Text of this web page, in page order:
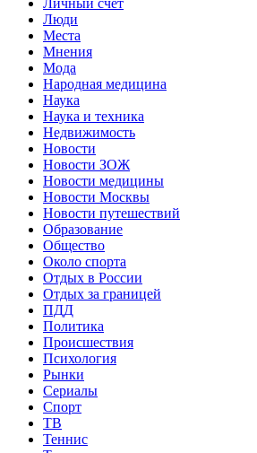
Люди
Места
Мнения
Мода
Народная медицина
Наука
Наука и техника
Недвижимость
Новости
Новости ЗОЖ
Новости медицины
Новости Москвы
Новости путешествий
Образование
Общество
Около спорта
Отдых в России
Отдых за границей
ПДД
Политика
Происшествия
Психология
Рынки
Сериалы
Спорт
ТВ
Теннис